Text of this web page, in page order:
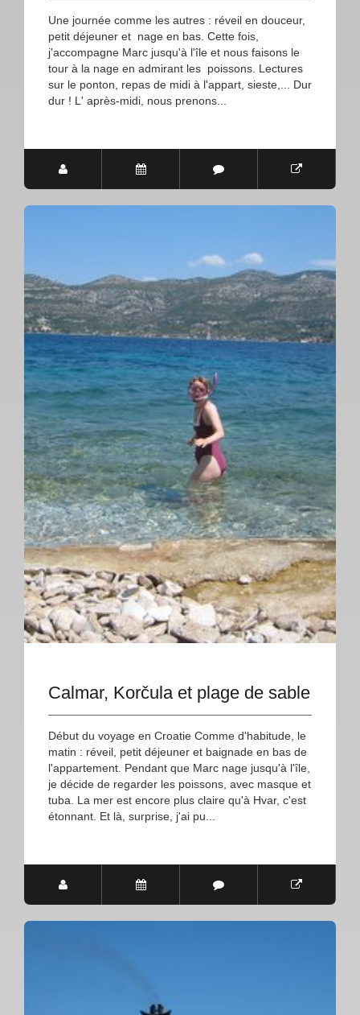
Une journée comme les autres : réveil en douceur,
petit déjeuner et nage en bas. Cette fois,
j'accompagne Marc jusqu'à l'île et nous faisons le
tour à la nage en admirant les poissons. Lectures
sur le ponton, repas de midi à l'appart, sieste,... Dur
dur ! L' après-midi, nous prenons...
Calmar, Korčula et plage de sable
Début du voyage en Croatie Comme d'habitude, le
matin : réveil, petit déjeuner et baignade en bas de
l'appartement. Pendant que Marc nage jusqu'à l'île,
je décide de regarder les poissons, avec masque et
tuba. La mer est encore plus claire qu'à Hvar, c'est
étonnant. Et là, surprise, j'ai pu...